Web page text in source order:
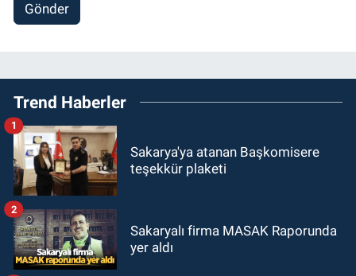
Gönder
Trend Haberler
Sakarya'ya atanan Başkomisere
teşekkür plaketi
1
Sakaryalı firma MASAK Raporunda
yer aldı
2